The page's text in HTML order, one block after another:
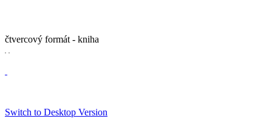
čtvercový formát - kniha
Switch to Desktop Version